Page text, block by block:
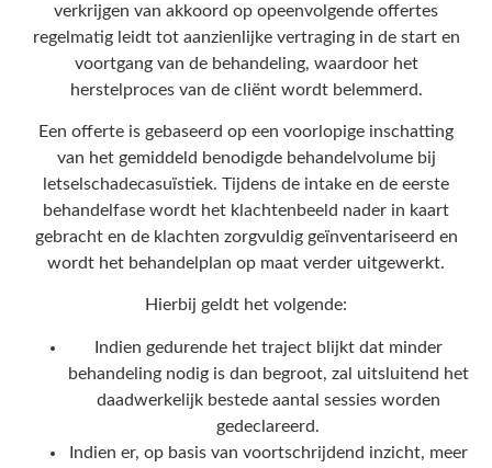
verkrijgen van akkoord op opeenvolgende offertes
regelmatig leidt tot aanzienlijke vertraging in de start en
voortgang van de behandeling, waardoor het
herstelproces van de cliënt wordt belemmerd.
Een offerte is gebaseerd op een voorlopige inschatting
van het gemiddeld benodigde behandelvolume bij
letselschadecasuïstiek. Tijdens de intake en de eerste
behandelfase wordt het klachtenbeeld nader in kaart
gebracht en de klachten zorgvuldig geïnventariseerd en
wordt het behandelplan op maat verder uitgewerkt.
Hierbij geldt het volgende:
Indien gedurende het traject blijkt dat minder
behandeling nodig is dan begroot, zal uitsluitend het
daadwerkelijk bestede aantal sessies worden
gedeclareerd.
Indien er, op basis van voortschrijdend inzicht, meer